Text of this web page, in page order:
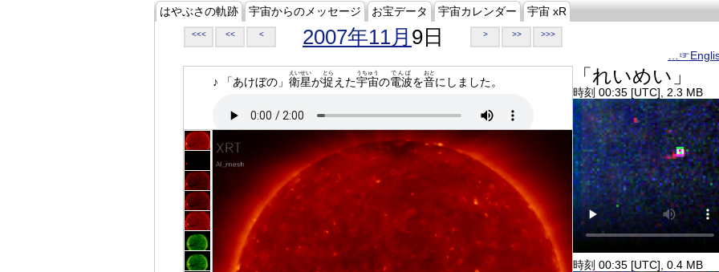
はやぶさの軌跡 宇宙からのメッセージ お宝データ 宇宙カレンダー 宇宙 xR
<<< << < 2007年11月 9日 > >> >>>
♪ 「あけぼの」 衛星
えいせい
が捉
とら
えた宇宙
うちゅう
の電波
でんぱ
を音
おと
にしました。 「れいめい」
時刻 00:35 [UTC], 2.3 MB
時刻 00:35 [UTC], 0.4 MB